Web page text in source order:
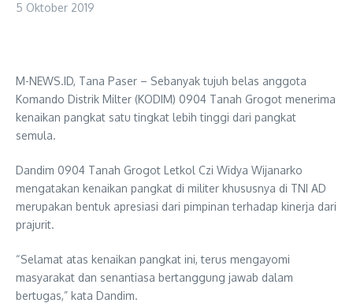
5 Oktober 2019
M-NEWS.ID, Tana Paser – Sebanyak tujuh belas anggota
Komando Distrik Milter (KODIM) 0904 Tanah Grogot menerima
kenaikan pangkat satu tingkat lebih tinggi dari pangkat
semula.
Dandim 0904 Tanah Grogot Letkol Czi Widya Wijanarko
mengatakan kenaikan pangkat di militer khususnya di TNI AD
merupakan bentuk apresiasi dari pimpinan terhadap kinerja dari
prajurit.
“Selamat atas kenaikan pangkat ini, terus mengayomi
masyarakat dan senantiasa bertanggung jawab dalam
bertugas,” kata Dandim.